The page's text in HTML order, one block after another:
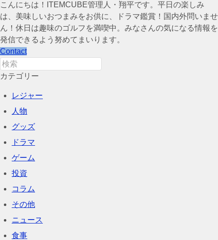
こんにちは！ITEMCUBE管理人・翔平です。平日の楽しみ
は、美味しいおつまみをお供に、ドラマ鑑賞！国内外問いませ
ん！休日は趣味のゴルフを満喫中。みなさんの気になる情報を
発信できるよう努めてまいります。
Contact
カテゴリー
レジャー
人物
グッズ
ドラマ
ゲーム
投資
コラム
その他
ニュース
食事